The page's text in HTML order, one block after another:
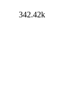
342.42k